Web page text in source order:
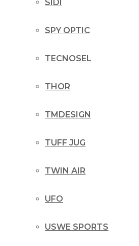
SIDI
SPY OPTIC
TECNOSEL
THOR
TMDESIGN
TUFF JUG
TWIN AIR
UFO
USWE SPORTS